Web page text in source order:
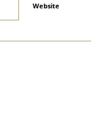
Website